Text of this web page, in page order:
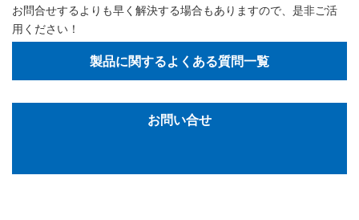
お問合せするよりも早く解決する場合もありますので、是非ご活
用ください！
製品に関するよくある質問一覧
お問い合せ